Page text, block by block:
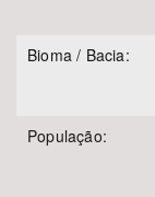
Bioma / Bacia:
População: